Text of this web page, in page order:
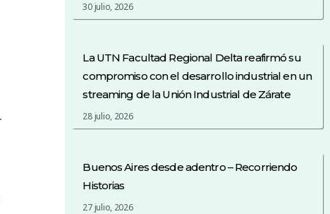
30 julio, 2026
La UTN Facultad Regional Delta reafirmó su
compromiso con el desarrollo industrial en un
streaming de la Unión Industrial de Zárate
28 julio, 2026
Buenos Aires desde adentro – Recorriendo
Historias
27 julio, 2026